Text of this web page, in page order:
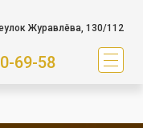
Журавлёва, 130/112
69-58